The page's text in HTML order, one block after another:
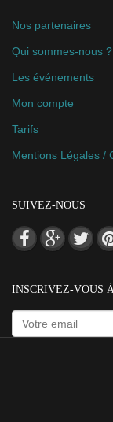
Nos partenaires
Qui sommes-nous ?
Les événements
Mon compte
Tarifs
Mentions Légales /
SUIVEZ-NOUS
INSCRIVEZ-VOUS